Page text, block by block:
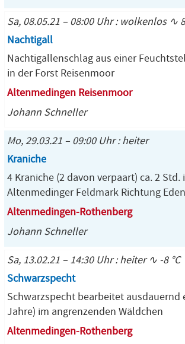
Sa, 08.05.21 – 08:00 Uhr : wolkenlos ∿ 8
Nachtigall
Nachtigallenschlag aus einer
in der Forst Reisenmoor
Altenmedingen Reisenmoor
Johann Schneller
Mo, 29.03.21 – 09:00 Uhr : heiter
Kraniche
4 Kraniche (2 davon verpaart) ca. 2 Std.
Altenmedinger Feldmark Richtung
Altenmedingen-Rothenberg
Johann Schneller
Sa, 13.02.21 – 14:30 Uhr : heiter ∿ -8 °C
Schwarzspecht
Schwarzspecht bearbeitet ausdauernd
Jahre) im angrenzenden Wäldchen
Altenmedingen-Rothenberg